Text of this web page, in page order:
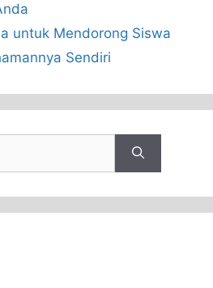
untuk Mendorong Siswa
Sendiri